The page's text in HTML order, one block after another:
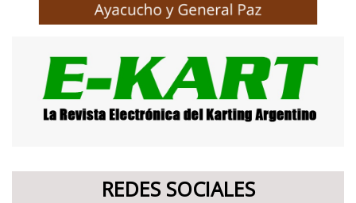
REDES SOCIALES